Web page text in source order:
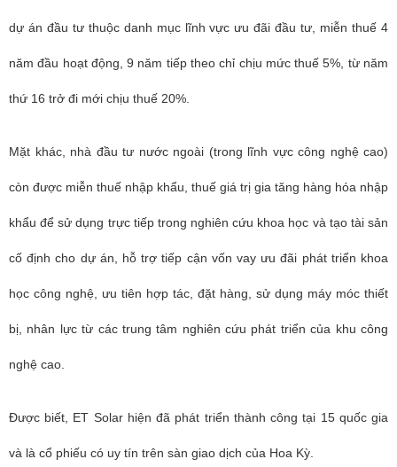
dự án đầu tư thuộc danh mục lĩnh vực ưu đãi đầu tư, miễn thuế 4
năm đầu hoạt động, 9 năm tiếp theo chỉ chịu mức thuế 5%, từ năm
thứ 16 trở đi mới chịu thuế 20%.
Mặt khác, nhà đầu tư nước ngoài (trong lĩnh vực công nghệ cao)
còn được miễn thuế nhập khẩu, thuế giá trị gia tăng hàng hóa nhập
khẩu để sử dụng trực tiếp trong nghiên cứu khoa học và tạo tài sản
cố định cho dự án, hỗ trợ tiếp cận vốn vay ưu đãi phát triển khoa
học công nghệ, ưu tiên hợp tác, đặt hàng, sử dụng máy móc thiết
bị, nhân lực từ các trung tâm nghiên cứu phát triển của khu công
nghệ cao.
Được biết, ET Solar hiện đã phát triển thành công tại 15 quốc gia
và là cổ phiếu có uy tín trên sàn giao dịch của Hoa Kỳ.